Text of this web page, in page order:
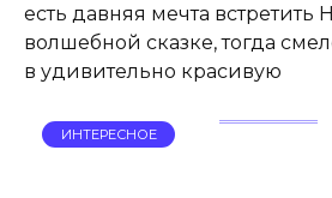
есть давняя мечта встретить
волшебной сказке, тогда
в удивительно красивую
ИНТЕРЕСНОЕ